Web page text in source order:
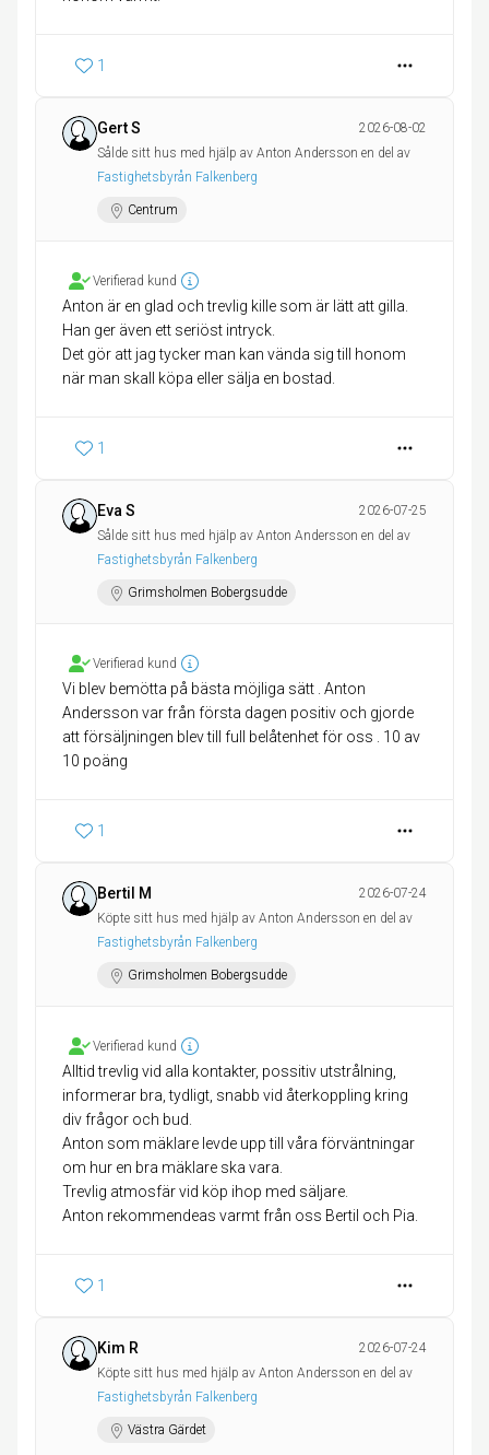
1
Gert S
2026-08-02
Sålde sitt hus med hjälp av Anton Andersson en del av
Fastighetsbyrån Falkenberg
Centrum
Verifierad kund
Anton är en glad och trevlig kille som är lätt att gilla.
Han ger även ett seriöst intryck.
Det gör att jag tycker man kan vända sig till honom
när man skall köpa eller sälja en bostad.
1
Eva S
2026-07-25
Sålde sitt hus med hjälp av Anton Andersson en del av
Fastighetsbyrån Falkenberg
Grimsholmen Bobergsudde
Verifierad kund
Vi blev bemötta på bästa möjliga sätt . Anton
Andersson var från första dagen positiv och gjorde
att försäljningen blev till full belåtenhet för oss . 10 av
10 poäng
1
Bertil M
2026-07-24
Köpte sitt hus med hjälp av Anton Andersson en del av
Fastighetsbyrån Falkenberg
Grimsholmen Bobergsudde
Verifierad kund
Alltid trevlig vid alla kontakter, possitiv utstrålning,
informerar bra, tydligt, snabb vid återkoppling kring
div frågor och bud.
Anton som mäklare levde upp till våra förväntningar
om hur en bra mäklare ska vara.
Trevlig atmosfär vid köp ihop med säljare.
Anton rekommendeas varmt från oss Bertil och Pia.
1
Kim R
2026-07-24
Köpte sitt hus med hjälp av Anton Andersson en del av
Fastighetsbyrån Falkenberg
Västra Gärdet